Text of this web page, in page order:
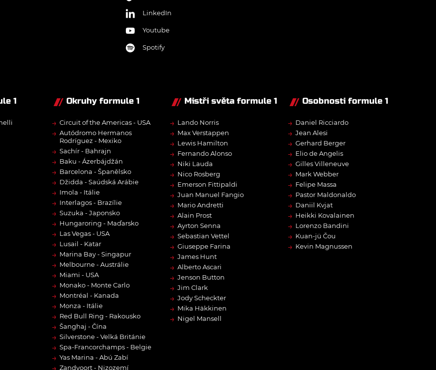
LinkedIn
Youtube
Spotify
1 Okruhy formule 1
→ Circuit of the Americas - USA
→ Autódromo Hermanos
Rodríguez - Mexiko
→ Sachír - Bahrajn
→ Baku - Ázerbájdžán
→ Barcelona - Španělsko
→ Džidda - Saúdská Arábie
→ Imola - Itálie
→ Interlagos - Brazílie
→ Suzuka - Japonsko
→ Hungaroring - Maďarsko
→ Las Vegas - USA
→ Lusail - Katar
→ Marina Bay - Singapur
→ Melbourne - Austrálie
→ Miami - USA
→ Monako - Monte Carlo
→ Montréal - Kanada
→ Monza - Itálie
→ Red Bull Ring - Rakousko
→ Šanghaj - Čína
→ Silverstone - Velká Británie
→ Spa-Francorchamps - Belgie
→ Yas Marina - Abú Zabí
Zandvoort - Nizozemí
Mistři světa formule 1
→ Lando Norris
→ Max Verstappen
→ Lewis Hamilton
→ Fernando Alonso
→ Niki Lauda
→ Nico Rosberg
→ Emerson Fittipaldi
→ Juan Manuel Fangio
→ Mario Andretti
→ Alain Prost
→ Ayrton Senna
→ Sebastian Vettel
→ Giuseppe Farina
→ James Hunt
→ Alberto Ascari
→ Jenson Button
→ Jim Clark
→ Jody Scheckter
→ Mika Häkkinen
→ Nigel Mansell
Osobnosti formule 1
→ Daniel Ricciardo
→ Jean Alesi
→ Gerhard Berger
→ Elio de Angelis
→ Gilles Villeneuve
→ Mark Webber
→ Felipe Massa
→ Pastor Maldonaldo
→ Daniil Kvjat
→ Heikki Kovalainen
→ Lorenzo Bandini
→ Kuan-jü Čou
→ Kevin Magnussen